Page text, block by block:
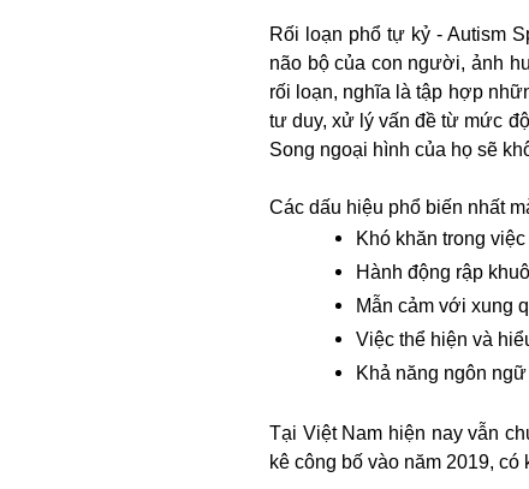
Rối loạn phổ tự kỷ - Autism
não bộ của con người, ảnh
rối loạn, nghĩa là tập hợp
tư duy, xử lý vấn đề từ mức
Song ngoại hình của họ sẽ
Các dấu hiệu phổ biến nhất
Khó khăn trong
Hành động rập
Mẫn cảm với xung
Việc thể hiện và
Khả năng ngôn
Tại Việt Nam hiện nay vẫn
kê công bố vào năm 2019,